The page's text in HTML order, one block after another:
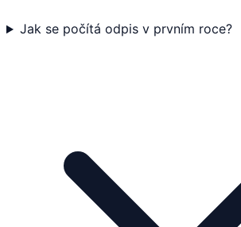
Jak se počítá odpis v prvním roce?